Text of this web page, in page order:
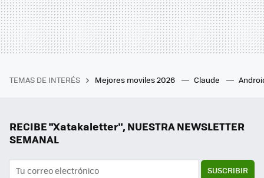
TEMAS DE INTERÉS Mejores moviles 2026 Claude
RECIBE "Xatakaletter", NUESTRA NEWSLETTER
SEMANAL
SUSCRIBIR